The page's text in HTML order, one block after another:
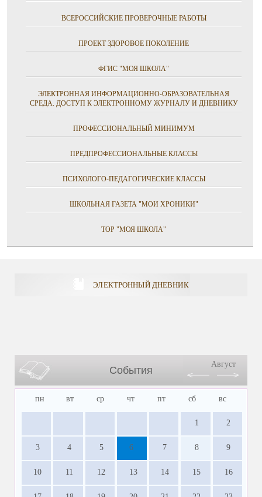
ВСЕРОССИЙСКИЕ ПРОВЕРОЧНЫЕ РАБОТЫ
ПРОЕКТ ЗДОРОВОЕ ПОКОЛЕНИЕ
ФГИС "МОЯ ШКОЛА"
ЭЛЕКТРОННАЯ ИНФОРМАЦИОННО-ОБРАЗОВАТЕЛЬНАЯ
СРЕДА. ДОСТУП К ЭЛЕКТРОННОМУ ЖУРНАЛУ И ДНЕВНИКУ
ПРОФЕССИОНАЛЬНЫЙ МИНИМУМ
ПРЕДПРОФЕССИОНАЛЬНЫЕ КЛАССЫ
ПСИХОЛОГО-ПЕДАГОГИЧЕСКИЕ КЛАССЫ
ШКОЛЬНАЯ ГАЗЕТА "МОИ ХРОНИКИ"
ТОР "МОЯ ШКОЛА"
ЭЛЕКТРОННЫЙ ДНЕВНИК
События
Август
пн вт ср чт пт сб вс
1 2
3 4 5 6 7 8 9
10 11 12 13 14 15 16